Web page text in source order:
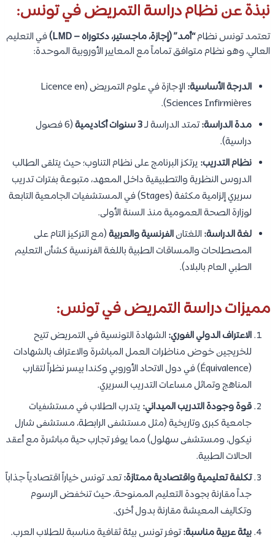
نبذة عن نظام دراسة التمريض في تونس:
تعتمد تونس نظام“أمد” (إجازة، ماجستير، دكتوراه – LMD)
في التعليم
العالي، وهو نظام متوافق تماماً مع المعايير الأوروبية الموحدة:
الدرجة الأساسية:
الإجازة في علوم التمريض (Licence en
Sciences Infirmières).
مدة الدراسة:تمتد الدراسة لـ3 سنوات أكاديمية
(6 فصول
دراسية).
نظام التدريب: يرتكز البرنامج على نظام التناوب؛ حيث يتلقى الطالب
الدروس النظرية والتطبيقية داخل المعهد، متبوعة بفترات تدريب
سريري إلزامية مكثفة (Stages) في المستشفيات الجامعية التابعة
لوزارة الصحة العمومية منذ السنة الأولى.
لغة الدراسة: اللغتانالفرنسية والعربية(مع التركيز التام على
المصطلحات والمساقات الطبية باللغة الفرنسية كشأن التعليم
الطبي العام بالبلاد).
مميزات دراسة التمريض في تونس:
الاعتراف الدولي الفوري: الشهادة التونسية في التمريض تتيح
للخريجين خوض مناظرات العمل المباشرة والاعتراف بالشهادات
(Équivalence) في دول الاتحاد الأوروبي وكندا بيسر نظراً لتقارب
المناهج وتماثل مساعات التدريب السريري.
قوة وجودة التدريب الميداني: يتدرب الطلاب في مستشفيات
جامعية كبرى وتاريخية (مثل مستشفى الرابطة، مستشفى شارل
نيكول، ومستشفى سهلول) مما يوفر تجارب حية مباشرة مع أعقد
الحالات الطبية.
تكلفة تعليمية واقتصادية ممتازة:تعد تونس خياراً اقتصادياً جذاباً
جداً مقارنة بجودة التعليم الممنوحة، حيث تنخفض الرسوم
وتكاليف المعيشة مقارنة بدول أخرى.
بيئة عربية مناسبة:توفر تونس بيئة ثقافية مناسبة للطلاب العرب.